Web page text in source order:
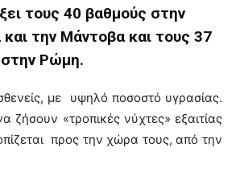
τους 40 βαθμούς στην
την Μάντοβα και τους 37
στην Ρώμη.
με υψηλό ποσοστό υγρασίας.
ζήσουν «τροπικές νύχτες» εξαιτίας
προς την χώρα τους, από την